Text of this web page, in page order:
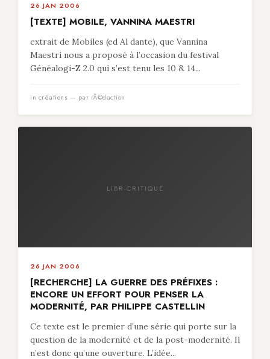
26 JAN 2006
[TEXTE] MOBILE, VANNINA MAESTRI
extrait de Mobiles (ed Al dante), que Vannina
Maestri nous a proposé à l’occasion du festival
Généalogi-Z 2.0 qui s’est tenu les 10 & 14...
in créations — par rÃ©daction
LIBR-CRITIQUE
26 JAN 2006
[RECHERCHE] LA GUERRE DES PRÉFIXES :
ENCORE UN EFFORT POUR PENSER LA
MODERNITÉ, PAR PHILIPPE CASTELLIN
Ce texte est le premier d’une série qui porte sur la
question de la modernité et de la post-modernité. Il
n’est donc qu’une ouverture. L’idée...